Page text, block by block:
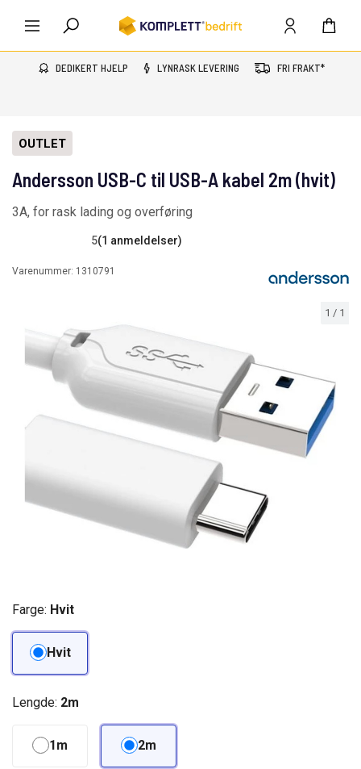
DEDIKERT HJELP LYNRASK LEVERING FRI FRAKT*
1 / 1
OUTLET
Andersson USB-C til USB-A kabel 2m (hvit)
3A, for rask lading og overføring
5(1 anmeldelser)
Varenummer: 1310791
Farge: Hvit
Hvit
Lengde: 2m
1m 2m